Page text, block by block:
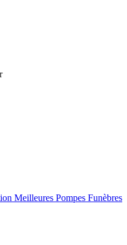
Meilleures Pompes Funèbres